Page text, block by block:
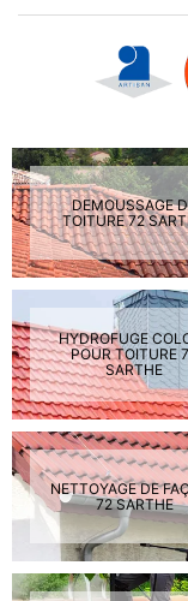
DEMOUSSAGE
TOITURE 72
HYDROFUGE
POUR TOITURE
SARTHE
NETTOYAGE DE
72 SARTHE